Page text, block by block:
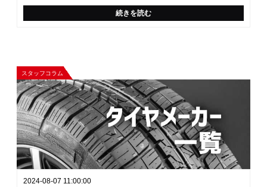
続きを読む
スタッフコラム
2024-08-07 11:00:00